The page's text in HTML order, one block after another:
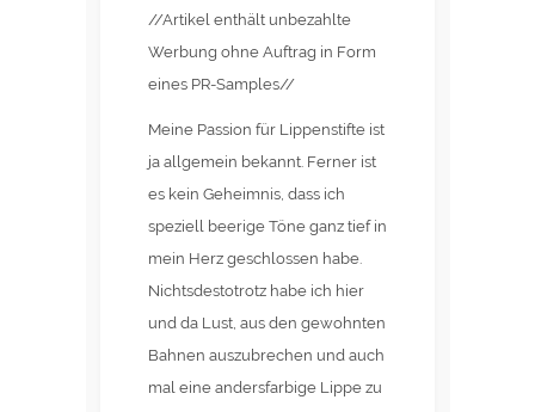
//Artikel enthält unbezahlte
Werbung ohne Auftrag in Form
eines PR-Samples//
Meine Passion für Lippenstifte ist
ja allgemein bekannt. Ferner ist
es kein Geheimnis, dass ich
speziell beerige Töne ganz tief in
mein Herz geschlossen habe.
Nichtsdestotrotz habe ich hier
und da Lust, aus den gewohnten
Bahnen auszubrechen und auch
mal eine andersfarbige Lippe zu